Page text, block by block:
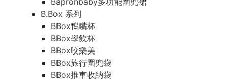
B.Box 系列
BBox鴨嘴杯
BBox學飲杯
BBox咬樂美
BBox旅行圍兜袋
BBox推車收納袋